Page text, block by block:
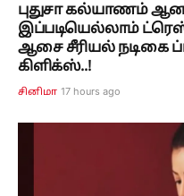
புதுசா கல்யாணம்
இப்படியெல்லாம்
ஆசை சீரியல் நடிகை
கிளிக்ஸ்..!
சினிமா 17 hours ago